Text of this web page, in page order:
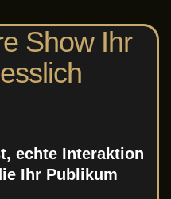
Show Ihr
echte Interaktion
Ihr Publikum